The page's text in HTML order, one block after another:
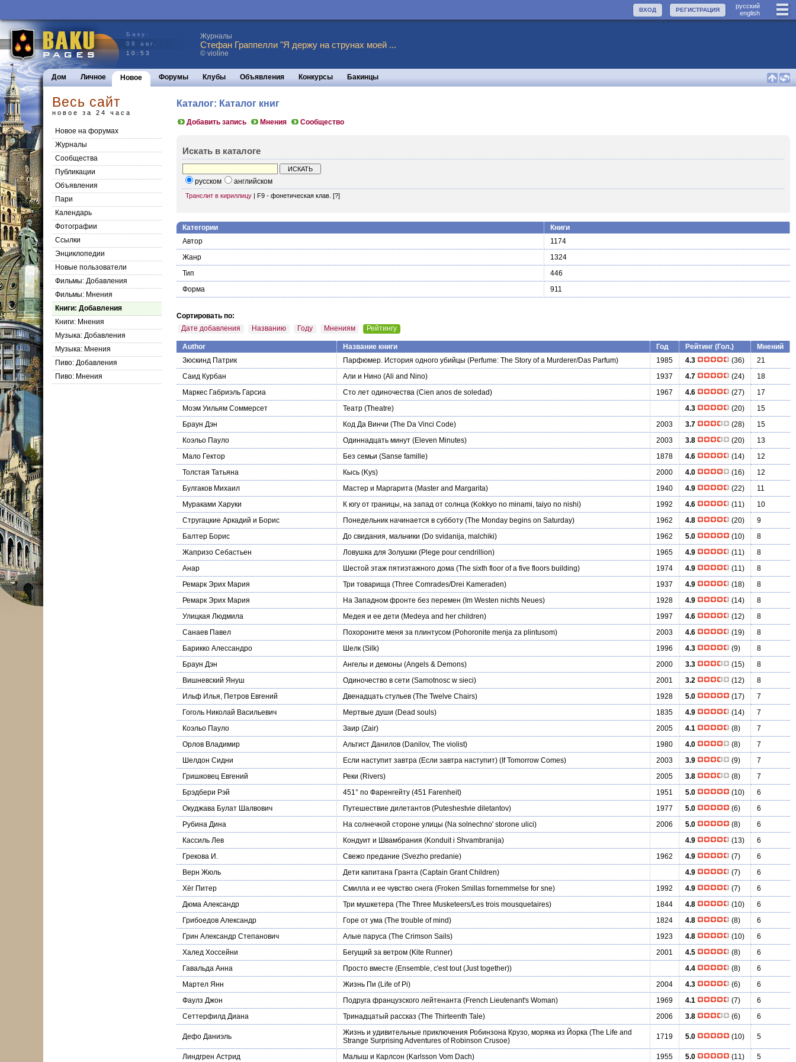
руccкий
english
РЕГИСТРАЦИЯ
ВХОД
Баку:
08 авг.
10:53
Журналы
Стефан Граппелли "Я держу на струнах моей ...
© violine
Дом Личное Новое Форумы Клубы Объявления Конкурсы Бакинцы
Весь сайт
новое за 24 часа
Новое на форумах
Журналы
Сообщества
Публикации
Объявления
Пари
Календарь
Фотографии
Ссылки
Энциклопедии
Новые пользователи
Фильмы: Добавления
Фильмы: Мнения
Книги: Добавления
Книги: Мнения
Музыка: Добавления
Музыка: Мнения
Пиво: Добавления
Пиво: Мнения
Каталог: Каталог книг
Добавить запись Мнения Сообщество
Искать в каталоге
русском английском
Транслит в кириллицу | F9 - фонетическая клав. [?]
Категории
Книги
Автор
1174
Жанр
1324
Тип
446
Форма
911
Сортировать по:
Дате добавления
Названию Году Мнениям Рейтингу
Author Название книги Год Рейтинг (Гол.)
Мнений
Зюскинд Патрик
Парфюмер. История одного убийцы (Perfume: The Story of a Murderer/Das Parfum) 1985 4.3 (36)
21
Саид Курбан
Али и Нино (Ali and Nino) 1937 4.7 (24)
18
Маркес Габриэль Гарсиа
Сто лет одиночества (Cien anos de soledad) 1967 4.6 (27)
17
Моэм Уильям Соммерсет
Театр (Theatre) 4.3 (20)
15
Браун Дэн
Код Да Винчи (The Da Vinci Code) 2003 3.7 (28)
15
Коэльо Пауло
Одиннадцать минут (Eleven Minutes) 2003 3.8 (20)
13
Мало Гектор
Без семьи (Sanse famille) 1878 4.6 (14)
12
Толстая Татьяна
Кысь (Kys) 2000 4.0 (16)
12
Булгаков Михаил
Мастер и Маргарита (Master and Margarita) 1940 4.9 (22)
11
Мураками Харуки
К югу от границы, на запад от солнца (Kokkyo no minami, taiyo no nishi) 1992 4.6 (11)
10
Стругацкие Аркадий и Борис
Понедельник начинается в субботу (The Monday begins on Saturday) 1962 4.8 (20)
9
Балтер Борис
До свидания, мальчики (Do svidanija, malchiki) 1962 5.0 (10)
8
Жапризо Себастьен
Ловушка для Золушки (Plege pour cendrillion) 1965 4.9 (11)
8
Анар
Шестой этаж пятиэтажного дома (The sixth floor of a five floors building) 1974 4.9 (11)
8
Ремарк Эрих Мария
Три товарища (Three Comrades/Drei Kameraden) 1937 4.9 (18)
8
Ремарк Эрих Мария
На Западном фронте без перемен (Im Westen nichts Neues) 1928 4.9 (14)
8
Улицкая Людмила
Медея и ее дети (Medeya and her children) 1997 4.6 (12)
8
Санаев Павел
Похороните меня за плинтусом (Pohoronite menja za plintusom) 2003 4.6 (19)
8
Барикко Алессандро
Шелк (Silk) 1996 4.3 (9)
8
Браун Дэн
Ангелы и демоны (Angels & Demons) 2000 3.3 (15)
8
Вишневский Януш
Одиночество в сети (Samotnosc w sieci) 2001 3.2 (12)
8
Ильф Илья, Петров Евгений
Двенадцать стульев (The Twelve Chairs) 1928 5.0 (17)
7
Гоголь Николай Васильевич
Мертвые души (Dead souls) 1835 4.9 (14)
7
Коэльо Пауло
Заир (Zair) 2005 4.1 (8)
7
Орлов Владимир
Альтист Данилов (Danilov, The violist) 1980 4.0 (8)
7
Шелдон Сидни
Если наступит завтра (Если завтра наступит) (If Tomorrow Comes) 2003 3.9 (9)
7
Гришковец Евгений
Реки (Rivers) 2005 3.8 (8)
7
Брэдбери Рэй
451° по Фаренгейту (451 Farenheit) 1951 5.0 (10)
6
Окуджава Булат Шалвович
Путешествие дилетантов (Puteshestvie diletantov) 1977 5.0 (6)
6
Рубина Дина
На солнечной стороне улицы (Na solnechno' storone ulici) 2006 5.0 (8)
6
Кассиль Лев
Кондуит и Швамбрания (Konduit i Shvambranija) 4.9 (13)
6
Грекова И.
Свежо предание (Svezho predanie) 1962 4.9 (7)
6
Верн Жюль
Дети капитана Гранта (Captain Grant Children) 4.9 (7)
6
Хёг Питер
Смилла и ее чувство снега (Froken Smillas fornemmelse for sne) 1992 4.9 (7)
6
Дюма Александр
Три мушкетера (The Three Musketeers/Les trois mousquetaires) 1844 4.8 (10)
6
Грибоедов Александр
Горе от ума (The trouble of mind) 1824 4.8 (8)
6
Грин Александр Степанович
Алые паруса (The Crimson Sails) 1923 4.8 (10)
6
Халед Хоссейни
Бегущий за ветром (Kite Runner) 2001 4.5 (8)
6
Гавальда Анна
Просто вместе (Ensemble, c'est tout (Just together)) 4.4 (8)
6
Мартел Янн
Жизнь Пи (Life of Pi) 2004 4.3 (6)
6
Фаулз Джон
Подруга французского лейтенанта (French Lieutenant's Woman) 1969 4.1 (7)
6
Сеттерфилд Диана
Тринадцатый рассказ (The Thirteenth Tale) 2006 3.8 (6) 6
Дефо Даниэль Жизнь и удивительные приключения Робинзона Крузо, моряка из Йорка (The Life and
Strange Surprising Adventures of Robinson Crusoe)
1719 5.0 (10) 5
Линдгрен Астрид Малыш и Карлсон (Karlsson Vom Dach) 1955 5.0 (11) 5